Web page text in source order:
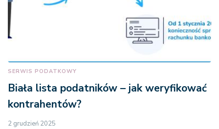
SERWIS PODATKOWY
Biała lista podatników – jak weryfikować
kontrahentów?
2 grudzień 2025